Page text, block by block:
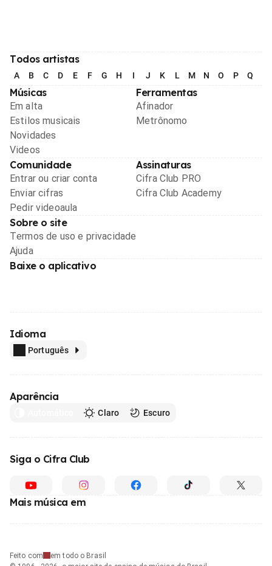
Todos artistas
A B C D E F G H I J K L M N O P Q
Músicas
Em alta
Estilos musicais
Novidades
Videos
Ferramentas
Afinador
Metrônomo
Comunidade
Entrar ou criar conta
Enviar cifras
Pedir videoaula
Assinaturas
Cifra Club PRO
Cifra Club Academy
Sobre o site
Termos de uso e privacidade
Ajuda
Baixe o aplicativo
Idioma
Português
Aparência
Claro Escuro
Siga o Cifra Club
Mais música em
Feito com
em todo o Brasil